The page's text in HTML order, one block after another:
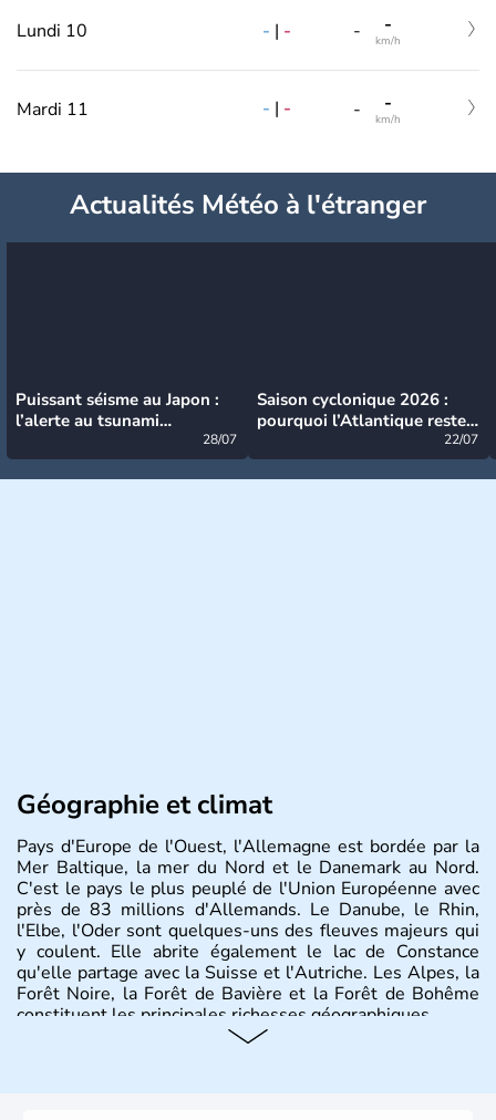
Lundi 10 - | - - -
km/h
Mardi 11 - | - - -
km/h
Actualités Météo à l'étranger
Puissant séisme au Japon :
l’alerte au tsunami
28/07
Saison cyclonique 2026 :
pourquoi l’Atlantique reste
22/07
Géographie et climat
Pays d'Europe de l'Ouest, l'Allemagne est bordée par la
Mer Baltique, la mer du Nord et le Danemark au Nord.
C'est le pays le plus peuplé de l'Union Européenne avec
près de 83 millions d'Allemands. Le Danube, le Rhin,
l'Elbe, l'Oder sont quelques-uns des fleuves majeurs qui
y coulent. Elle abrite également le lac de Constance
qu'elle partage avec la Suisse et l'Autriche. Les Alpes, la
Forêt Noire, la Forêt de Bavière et la Forêt de Bohême
constituent les principales richesses géographiques.